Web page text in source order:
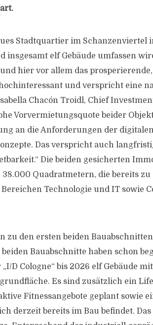
Stadtquartier im Schanzenviertel
insgesamt elf Gebäude umfassen
hier vor allem das
und verspricht eine
Chacón Troidl, Chief
Vorvermietungsquote beider
an die Anforderungen der
Das verspricht auch
Die beiden gesicherten
Quadratmetern, die bereits zu
Technologie und IT sowie
zu den ersten beiden Bauabschnitten
Bauabschnitte haben schon
D Cologne“ bis 2026 elf Gebäude
Es sind zusätzlich ein
Fitnessangebote geplant sowie
derzeit bereits im Bau befindet.